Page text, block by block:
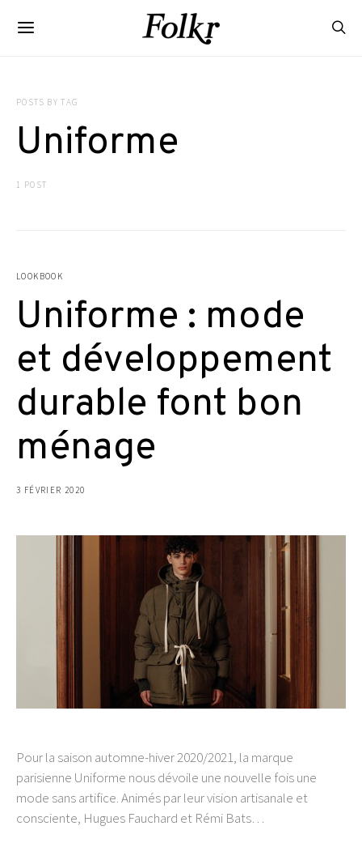
POSTS BY TAG
Uniforme
1 POST
LOOKBOOK
Uniforme : mode
et développement
durable font bon
ménage
3 FÉVRIER 2020
Pour la saison automne-hiver 2020/2021, la marque
parisienne Uniforme nous dévoile une nouvelle fois une
mode sans artifice. Animés par leur vision artisanale et
consciente, Hugues Fauchard et Rémi Bats…